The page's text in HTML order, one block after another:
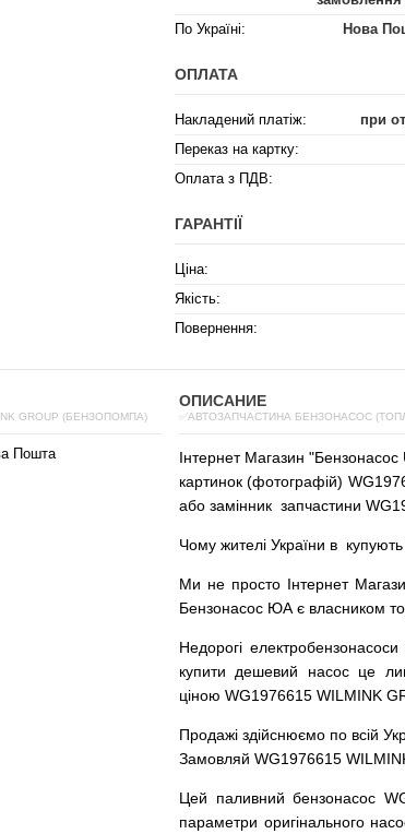
По Україні:
Нова
ОПЛАТА
Накладений платіж:
при
Переказ на картку:
Оплата з ПДВ:
ГАРАНТІЇ
Ціна:
Якість:
Повернення:
GROUP (БЕНЗОПОМПА)
Пошта
ОПИСАНИЕ
✅АВТОЗАПЧАСТИНА БЕНЗОНАСОС
Інтернет Магазин "Бензонасос
картинок (фотографій)
або замінник запчастини
Чому жителі України в купують
Ми не просто Інтернет
Бензонасос ЮА є власником
Недорогі електробензонасоси
купити
дешевий насос це
ціною WG1976615 WILMINK
Продажі здійснюємо по всій
Замовляй WG1976615
Цей паливний бензонасос
параметри оригінального